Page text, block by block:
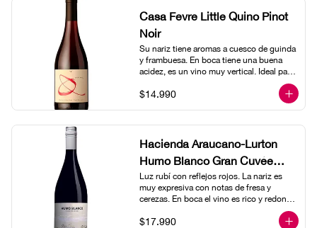
Casa Fevre Little Quino Pinot
Noir
Su nariz tiene aromas a cuesco de guinda
y frambuesa. En boca tiene una buena
acidez, es un vino muy vertical. Ideal para
acompañado de buenos amigos.
$14.990
Hacienda Araucano-Lurton
Humo Blanco Gran Cuvée
Pinot Noir- Demeter Ecocert
Luz rubí con reflejos rojos. La nariz es
muy expresiva con notas de fresa y
cerezas. En boca el vino es rico y redondo
y tiene un final bien equilibrado con ligera
acidez y notas aromáticas de frutos rojos
$17.990